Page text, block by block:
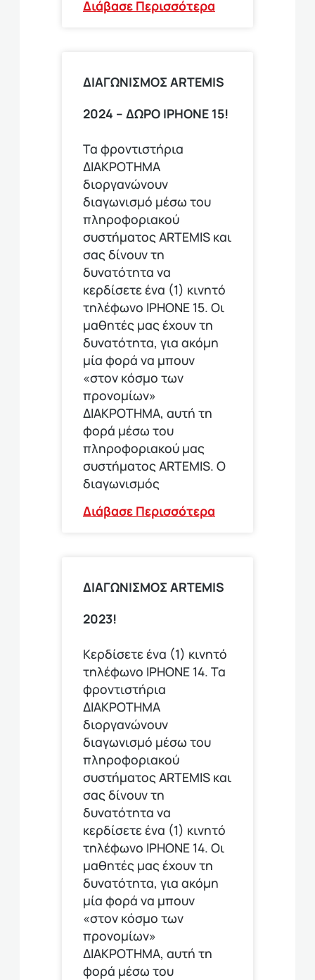
Διάβασε Περισσότερα
ΔΙΑΓΩΝΙΣΜΟΣ ΑRTEMIS
2024 – ΔΩΡΟ IPHONE 15!
Τα φροντιστήρια
ΔΙΑΚΡΟΤΗΜΑ
διοργανώνουν
διαγωνισμό μέσω του
πληροφοριακού
συστήματος ARTEMIS και
σας δίνουν τη
δυνατότητα να
κερδίσετε ένα (1) κινητό
τηλέφωνο ΙΡΗΟΝΕ 15. Οι
μαθητές μας έχουν τη
δυνατότητα, για ακόμη
μία φορά να μπουν
«στον κόσμο των
προνομίων»
ΔΙΑΚΡΟΤΗΜΑ, αυτή τη
φορά μέσω του
πληροφοριακού μας
συστήματος ARTEMIS. Ο
διαγωνισμός
Διάβασε Περισσότερα
ΔΙΑΓΩΝΙΣΜΟΣ ARTEMIS
2023!
Κερδίσετε ένα (1) κινητό
τηλέφωνο ΙΡΗΟΝΕ 14. Τα
φροντιστήρια
ΔΙΑΚΡΟΤΗΜΑ
διοργανώνουν
διαγωνισμό μέσω του
πληροφοριακού
συστήματος ARTEMIS και
σας δίνουν τη
δυνατότητα να
κερδίσετε ένα (1) κινητό
τηλέφωνο ΙΡΗΟΝΕ 14. Οι
μαθητές μας έχουν τη
δυνατότητα, για ακόμη
μία φορά να μπουν
«στον κόσμο των
προνομίων»
ΔΙΑΚΡΟΤΗΜΑ, αυτή τη
φορά μέσω του